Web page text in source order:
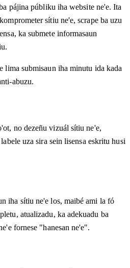
pájina públiku iha website ne'e. Ita
sítiu ne'e, scrape ba uzu
ka submete informasaun
lima submisaun iha minutu ida kada
abuzu.
no dezeñu vizuál sítiu ne'e,
uza sira sein lisensa eskritu husi
iha sítiu ne'e los, maibé ami la fó
atualizadu, ka adekuadu ba
fornese "hanesan ne'e".